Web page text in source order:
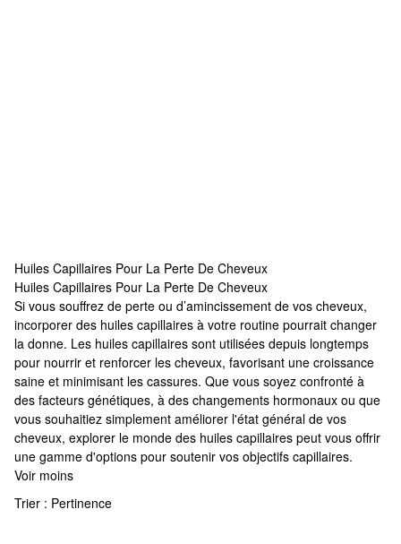
Huiles Capillaires Pour La Perte De Cheveux
Huiles Capillaires Pour La Perte De Cheveux
Huiles Capillaires Pour La Perte De Cheveux
Si vous souffrez de perte ou d’amincissement de vos cheveux,
incorporer des huiles capillaires à votre routine pourrait changer
la donne. Les huiles capillaires sont utilisées depuis longtemps
pour nourrir et renforcer les cheveux, favorisant une croissance
saine et minimisant les cassures. Que vous soyez confronté à
des facteurs génétiques, à des changements hormonaux ou que
vous souhaitiez simplement améliorer l'état général de vos
cheveux, explorer le monde des huiles capillaires peut vous offrir
une gamme d'options pour soutenir vos objectifs capillaires.
Voir moins
Trier : Pertinence